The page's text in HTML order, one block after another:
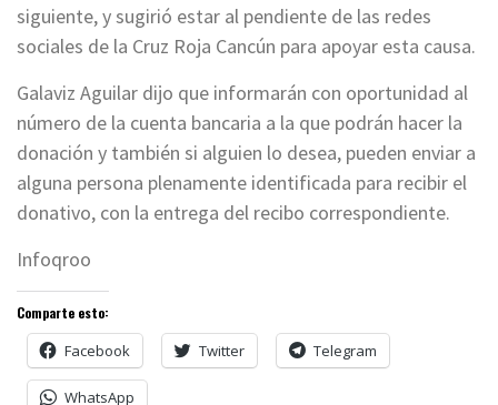
siguiente, y sugirió estar al pendiente de las redes
sociales de la Cruz Roja Cancún para apoyar esta causa.
Galaviz Aguilar dijo que informarán con oportunidad al
número de la cuenta bancaria a la que podrán hacer la
donación y también si alguien lo desea, pueden enviar a
alguna persona plenamente identificada para recibir el
donativo, con la entrega del recibo correspondiente.
Infoqroo
Comparte esto:
Facebook Twitter Telegram
WhatsApp